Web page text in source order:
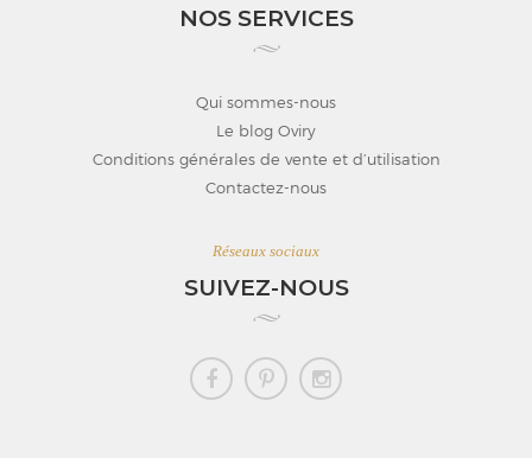
NOS SERVICES
Qui sommes-nous
Le blog Oviry
Conditions générales de vente et d’utilisation
Contactez-nous
Réseaux sociaux
SUIVEZ-NOUS